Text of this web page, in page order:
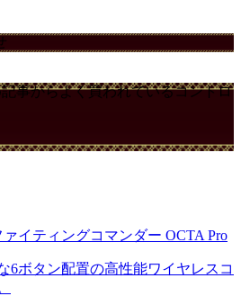
事からよく買われているコントロ
イティングコマンダー OCTA Pro
6ボタン配置の高性能ワイヤレスコ